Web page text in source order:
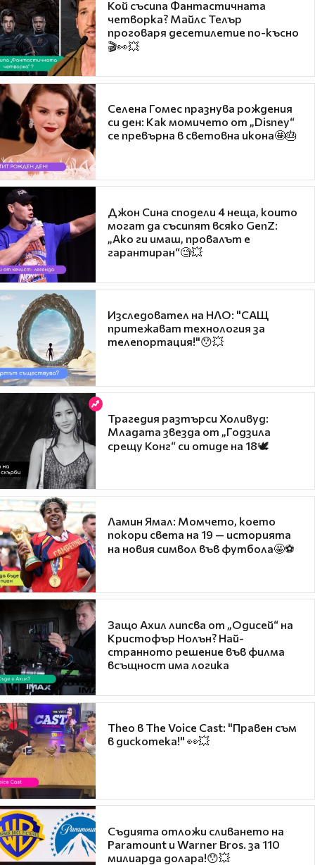
Кой съсипа Фантастичната
четворка? Майлс Телър
проговаря десетилетие по-късно
🎬👀💥
Селена Гомес празнува рождения
си ден: Как момичето от „Disney“
се превърна в световна икона🤩🎂
Джон Сина сподели 4 неща, които
могат да съсипят всяко GenZ:
„Ако ги имаш, провалът е
гарантиран“🧐💥
Изследовател на НЛО: "САЩ
притежават технология за
телепортация!"😯💥
Трагедия разтърси Холивуд:
Младата звезда от „Годзила
срещу Конг“ си отиде на 18🕊️
Ламин Ямал: Момчето, което
покори света на 19 — историята
на новия символ във футбола🤩⚽
Защо Ахил липсва от „Одисей“ на
Кристофър Нолън? Най-
странното решение във филма
всъщност има логика
Theo в The Voice Cast: "Правен съм
в дискотека!" 👀💥
Съдията отложи сливането на
Paramount и Warner Bros. за 110
милиарда долара!😯💥